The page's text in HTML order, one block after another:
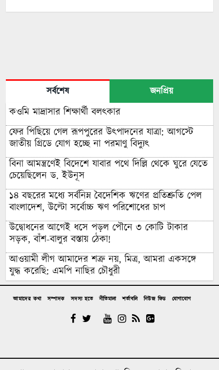
সর্বশেষ জনপ্রিয়
কওমি মাদ্রাসার শিক্ষার্থী বলৎকার
ফের পিছিয়ে গেল রূপপুরের উৎপাদনের যাত্রা: আগস্টে
জাতীয় গ্রিডে যোগ হচ্ছে না পরমাণু বিদ্যুৎ
বিনা আমন্ত্রণেই বিদেশে যাবার পথে দিল্লি থেকে ঘুরে যেতে
চেয়েছিলেন ড. ইউনূস
১৪ বছরের মধ্যে সর্বনিম্ন বৈদেশিক ঋণের প্রতিশ্রুতি পেল
বাংলাদেশ, উল্টো সর্বোচ্চ ঋণ পরিশোধের চাপ
উদ্বোধনের আগেই ধসে পড়ল পৌনে ৩ কোটি টাকার
সড়ক, বাঁশ-বালুর বস্তায় ঠেকা!
আওয়ামী লীগ আমাদের শত্রু নয়, মিত্র, আমরা একসঙ্গে
যুদ্ধ করেছি: এমপি নাছির চৌধুরী
পুলিশ মেরেছি’: প্রকাশ্যে এনসিপি নেতার স্বীকারোক্তি
রিয়ালের সঙ্গে আরও ছয় বছরের চুক্তি বাড়ালেন ভিনিসিউস
কোটির অপ্রয়োজনীয় সরঞ্জাম ক্রয়ের তোড়জোড়
আমাদের কথা সম্পাদক সদস্য হতে নীতিমালা শর্তাবলি নিউজ ফিড যোগাযোগ